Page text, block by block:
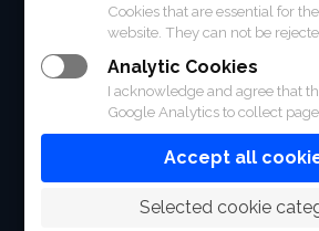
HOME
ABOUT
FACILITIES
SPORTS
RACING
Cookies that are essential for
website. They can not be
Analytic Cookies
I acknowledge and agree that
Google Analytics to collect
Accept all
Selected cookie